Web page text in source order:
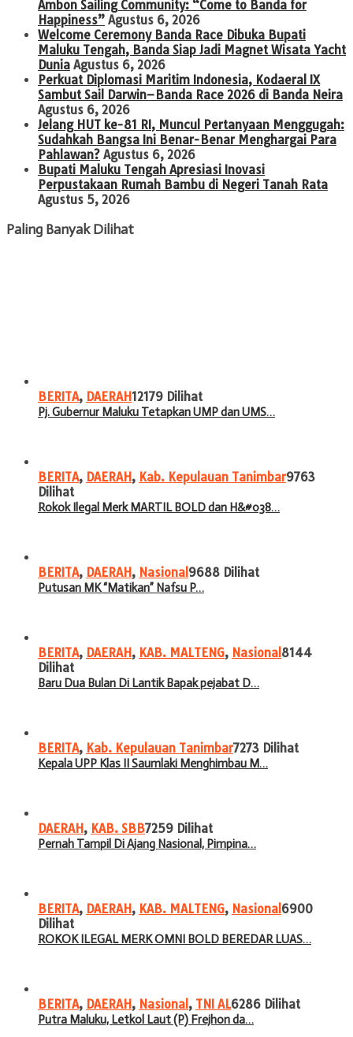
Ambon Sailing Community: “Come to Banda for
Happiness” Agustus 6, 2026
Welcome Ceremony Banda Race Dibuka Bupati
Maluku Tengah, Banda Siap Jadi Magnet Wisata Yacht
Dunia Agustus 6, 2026
Perkuat Diplomasi Maritim Indonesia, Kodaeral IX
Sambut Sail Darwin–Banda Race 2026 di Banda Neira
Agustus 6, 2026
Jelang HUT ke-81 RI, Muncul Pertanyaan Menggugah:
Sudahkah Bangsa Ini Benar-Benar Menghargai Para
Pahlawan? Agustus 6, 2026
Bupati Maluku Tengah Apresiasi Inovasi
Perpustakaan Rumah Bambu di Negeri Tanah Rata
Agustus 5, 2026
Paling Banyak Dilihat
BERITA, DAERAH12179 Dilihat
Pj. Gubernur Maluku Tetapkan UMP dan UMS…
BERITA, DAERAH, Kab. Kepulauan Tanimbar9763
Dilihat
Rokok Ilegal Merk MARTIL BOLD dan H&#038…
BERITA, DAERAH, Nasional 9688 Dilihat
Putusan MK “Matikan” Nafsu P…
BERITA, DAERAH, KAB. MALTENG, Nasional 8144
Dilihat
Baru Dua Bulan Di Lantik Bapak pejabat D…
BERITA, Kab. Kepulauan Tanimbar7273 Dilihat
Kepala UPP Klas II Saumlaki Menghimbau M…
DAERAH, KAB. SBB7259 Dilihat
Pernah Tampil Di Ajang Nasional, Pimpina…
BERITA, DAERAH, KAB. MALTENG, Nasional 6900
Dilihat
ROKOK ILEGAL MERK OMNI BOLD BEREDAR LUAS…
BERITA, DAERAH, Nasional , TNI AL6286 Dilihat
Putra Maluku, Letkol Laut (P) Frejhon da…